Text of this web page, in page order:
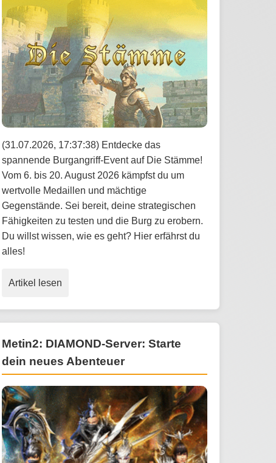
(31.07.2026, 17:37:38) Entdecke das
spannende Burgangriff-Event auf Die Stämme!
Vom 6. bis 20. August 2026 kämpfst du um
wertvolle Medaillen und mächtige
Gegenstände. Sei bereit, deine strategischen
Fähigkeiten zu testen und die Burg zu erobern.
Du willst wissen, wie es geht? Hier erfährst du
alles!
Artikel lesen
Metin2: DIAMOND-Server: Starte
dein neues Abenteuer